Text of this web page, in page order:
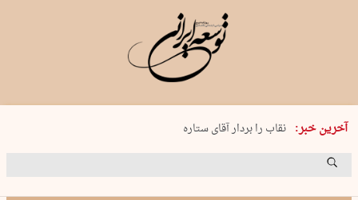
آخرین خبر:
پنجشنبه 15 مرداد 1405 شماره 2243
نقاب را بردار آقای ستاره
کدام فوتبال؟